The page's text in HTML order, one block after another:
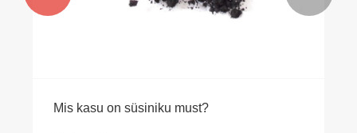
Mis kasu on süsiniku must?